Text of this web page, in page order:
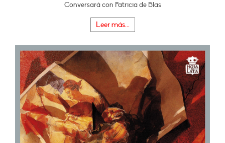
Conversará con Patricia de Blas
Leer más...